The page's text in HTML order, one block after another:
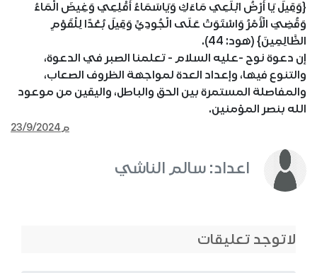
{وَقِيلَ يَا أَرْضُ ابْلَعِي مَاءَكِ وَيَاسَمَاءُ أَقْلِعِي وَغِيضَ الْمَاءُ
وَقُضِيَ الْأَمْرُ وَاسْتَوَتْ عَلَى الْجُودِيِّ وَقِيلَ بُعْدًا لِلْقَوْمِ
الظَّالِمِينَ} (هود: 44).
إن دعوة نوح -عليه السلام - تعلمنا الصبر في الدعوة،
والتنوع فيها، وإعداد العدة لمواجهة الظروف الصعاب،
والمفاصلة المستمرة بين الحق والباطل، واليقين من موعود
الله بنصر المؤمنين.
23/9/2024م
اعداد: سالم الناشي
لاتوجد تعليقات